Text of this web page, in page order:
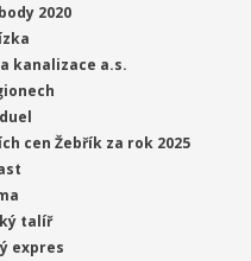
2020
kanalizace a.s.
cen Žebřík za rok 2025
talíř
expres